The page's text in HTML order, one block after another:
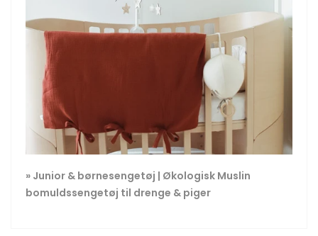
» Junior & børnesengetøj | Økologisk Muslin
bomuldssengetøj til drenge & piger